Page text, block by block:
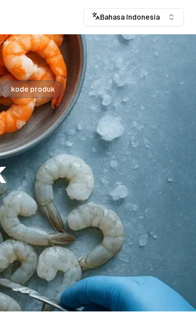
Bahasa Indonesia
kode produk